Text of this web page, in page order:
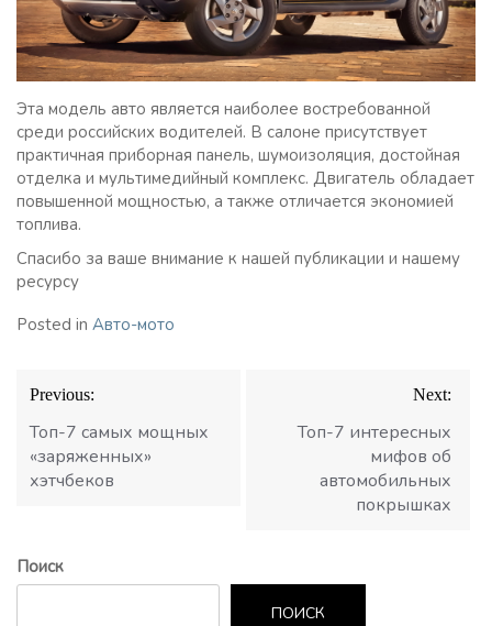
Эта модель авто является наиболее востребованной
среди российских водителей. В салоне присутствует
практичная приборная панель, шумоизоляция, достойная
отделка и мультимедийный комплекс. Двигатель обладает
повышенной мощностью, а также отличается экономией
топлива.
Спасибо за ваше внимание к нашей публикации и нашему
ресурсу
Posted in Авто-мото
Навигация
по
записям
Previous:
Топ-7 самых мощных
«заряженных»
хэтчбеков
Next:
Топ-7 интересных
мифов об
автомобильных
покрышках
Поиск
ПОИСК